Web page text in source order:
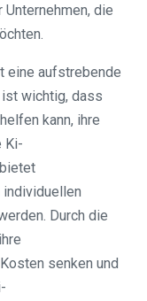
die
eine aufstrebende
wichtig, dass
kann, ihre
Ki-
Durch die
senken und